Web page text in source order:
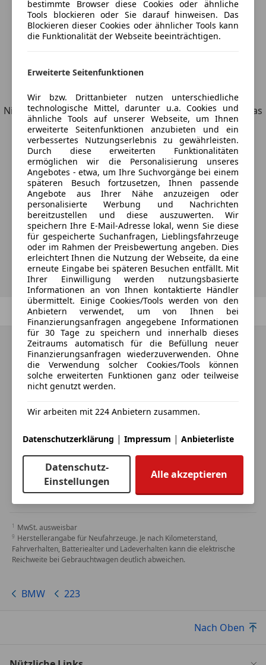
Nicht ganz deine Suchkriterien, aber vielleicht genau, was
du suchst.
Möchtest du automatisch über neue
Fahrzeuge zu deiner Suche informiert
werden?
Suche speichern
Zurück 1 Weiter
MwSt. ausweisbar
Herstellerangabe für Neufahrzeuge. Je nach Kilometerstand,
Fahrverhalten, Batteriealter und Ladeverhalten kann die elektrische
Reichweite bei Gebrauchtwagen deutlich abweichen.
BMW 223
Nach Oben
bestimmte Browser diese Cookies oder ähnliche
Tools blockieren oder Sie darauf hinweisen. Das
Blockieren dieser Cookies oder ähnlicher Tools kann
die Funktionalität der Webseite beeinträchtigen.
Erweiterte Seitenfunktionen
Wir bzw. Drittanbieter nutzen unterschiedliche
technologische Mittel, darunter u.a. Cookies und
ähnliche Tools auf unserer Webseite, um Ihnen
erweiterte Seitenfunktionen anzubieten und ein
verbessertes Nutzungserlebnis zu gewährleisten.
Durch diese erweiterten Funktionalitäten
ermöglichen wir die Personalisierung unseres
Angebotes - etwa, um Ihre Suchvorgänge bei einem
späteren Besuch fortzusetzen, Ihnen passende
Angebote aus Ihrer Nähe anzuzeigen oder
personalisierte Werbung und Nachrichten
bereitzustellen und diese auszuwerten. Wir
speichern Ihre E-Mail-Adresse lokal, wenn Sie diese
für gespeicherte Suchanfragen, Lieblingsfahrzeuge
oder im Rahmen der Preisbewertung angeben. Dies
erleichtert Ihnen die Nutzung der Webseite, da eine
erneute Eingabe bei späteren Besuchen entfällt. Mit
Ihrer Einwilligung werden nutzungsbasierte
Informationen an von Ihnen kontaktierte Händler
übermittelt. Einige Cookies/Tools werden von den
Anbietern verwendet, um von Ihnen bei
Finanzierungsanfragen angegebene Informationen
für 30 Tage zu speichern und innerhalb dieses
Zeitraums automatisch für die Befüllung neuer
Finanzierungsanfragen wiederzuverwenden. Ohne
die Verwendung solcher Cookies/Tools können
solche erweiterten Funktionen ganz oder teilweise
nicht genutzt werden.
Wir arbeiten mit 224 Anbietern zusammen.
Datenschutzerklärung | Impressum | Anbieterliste
Datenschutz-
Einstellungen
Alle akzeptieren